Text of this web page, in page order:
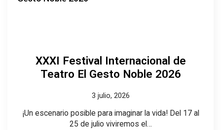
XXXI Festival Internacional de
Teatro El Gesto Noble 2026
3 julio, 2026
¡Un escenario posible para imaginar la vida! Del 17 al
25 de julio viviremos el…